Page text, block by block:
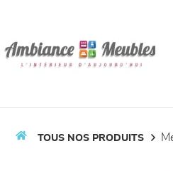
TOUS NOS PRODUITS